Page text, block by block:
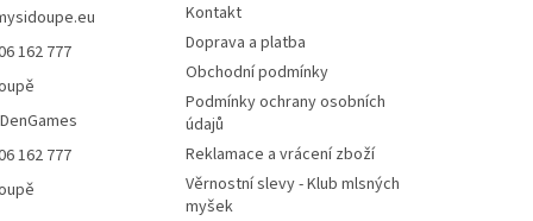
162 777
162 777
Kontakt
Doprava a platba
Obchodní podmínky
Podmínky ochrany osobních
údajů
Reklamace a vrácení zboží
Věrnostní slevy - Klub mlsných
myšek